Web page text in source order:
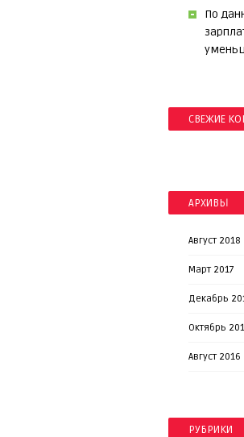
По
СВЕЖИЕ
АРХИВЫ
Август 2018
Март 2017
Декабрь
Октябрь
Август 2016
РУБРИКИ